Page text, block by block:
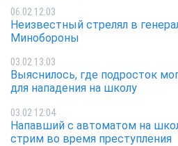
06.02 12:03
Неизвестный стрелял в
Минобороны
03.02 13:03
Выяснилось, где подросток
для нападения на школу
03.02 12:04
Напавший с автоматом на
стрим во время преступления